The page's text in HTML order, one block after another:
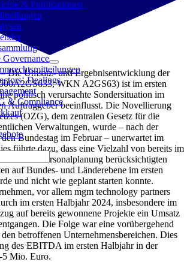
& Publikationen
Governance
Dealings
& Compliance
Die Umsatz- und Ergebnisentwicklung der
WKN A2GS63) ist im ersten
politisch verursachte Sondersituation im
Auftraggeber beeinflusst. Die Novellierung
(OZG), dem zentralen Gesetz für die
Verwaltungen, wurde – nach der
Bundestag im Februar – unerwartet im
führte dazu, dass eine Vielzahl von bereits im
in der Personalplanung berücksichtigten
auf Bundes- und Länderebene im ersten
und nicht wie geplant starten konnte.
vor allem mgm technology partners
im ersten Halbjahr 2024, insbesondere im
auf bereits gewonnene Projekte ein Umsatz
Die Folge war eine vorübergehend
betroffenen Unternehmensbereichen. Dies
des EBITDA im ersten Halbjahr in der
5 Mio. Euro.